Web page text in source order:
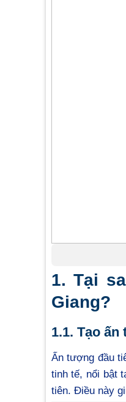
1. Tại
Giang?
1.1. Tạo
Ấn tượng đầu
tinh tế, nổi bật
tiên. Điều này